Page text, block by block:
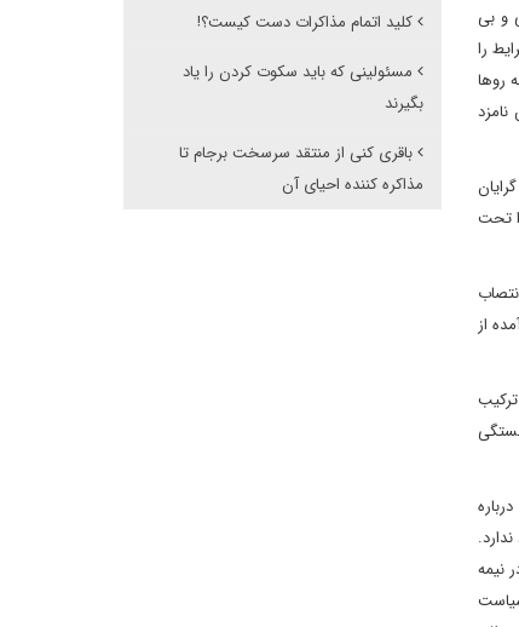
و بی
را
روها
تحت
از
نیمه
کلید اتمام مذاکرات دست کیست؟!
مسئولینی که باید سکوت کردن را یاد
بگیرند
باقری کنی از منتقد سرسخت برجام تا
مذاکره کننده احیای آن